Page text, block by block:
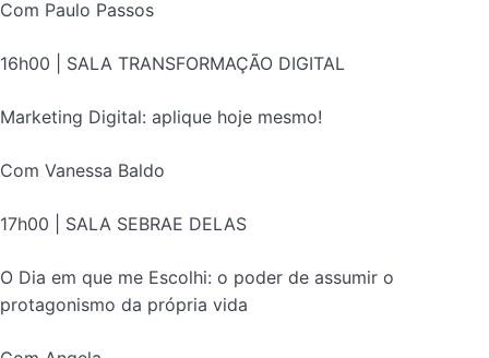
Com Paulo Passos
16h00 | SALA TRANSFORMAÇÃO DIGITAL
Marketing Digital: aplique hoje mesmo!
Com Vanessa Baldo
17h00 | SALA SEBRAE DELAS
O Dia em que me Escolhi: o poder de assumir o
protagonismo da própria vida